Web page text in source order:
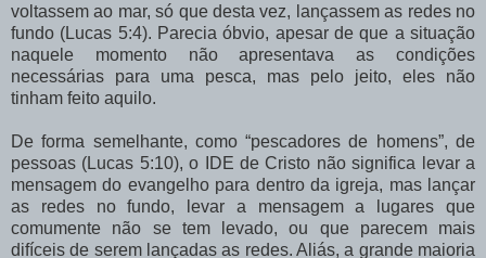
voltassem ao mar, só que desta vez, lançassem as redes no
fundo (Lucas 5:4). Parecia óbvio, apesar de que a situação
naquele momento não apresentava as condições
necessárias para uma pesca, mas pelo jeito, eles não
tinham feito aquilo.
De forma semelhante, como “pescadores de homens”, de
pessoas (Lucas 5:10), o IDE de Cristo não significa levar a
mensagem do evangelho para dentro da igreja, mas lançar
as redes no fundo, levar a mensagem a lugares que
comumente não se tem levado, ou que parecem mais
difíceis de serem lançadas as redes. Aliás, a grande maioria